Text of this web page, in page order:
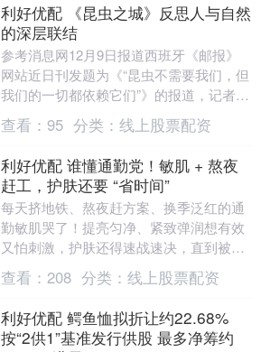
利好优配 《昆虫之城》反思人与自然
的深层联结
参考消息网12月9日报道西班牙《邮报》
网站近日刊发题为《“昆虫不需要我们，但
我们的一切都依赖它们”》的报道，记者是
埃凯茨·巴尔加斯。摘编如下： 彼得·库珀
是当代....
查看： 95 分类： 线上股票配资
利好优配 谁懂通勤党！敏肌 + 熬夜
赶工，护肤还要 “省时间”
每天挤地铁、熬夜赶方案、换季泛红的通
勤敏肌哭了！提亮匀净、紧致弹润想有效
又怕刺激，护肤还得速战速决，直到被闺
蜜按头安利 USETHINK，才发现 “自然 +
科....
查看： 208 分类： 线上股票配资
利好优配 鳄鱼恤拟折让约22.68%
按“2供1”基准发行供股 最多净筹约